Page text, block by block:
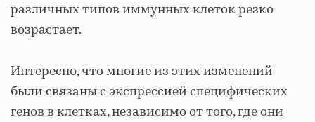
различных типов иммунных клеток резко
возрастает.
Интересно, что многие из этих изменений
были связаны с экспрессией специфических
генов в клетках, независимо от того, где они